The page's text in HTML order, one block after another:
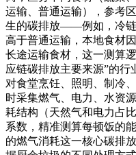
运输、普通运输），参考
生的碳排放——例如，冷链
高于普通运输，本地食材
长途运输食材，这一测算
应链碳排放主要来源”的
对食堂烹饪、照明、制冷
时采集燃气、电力、水资
耗结构（天然气和电力占
系数，精准测算每顿饭的
的燃气消耗这一核心碳排